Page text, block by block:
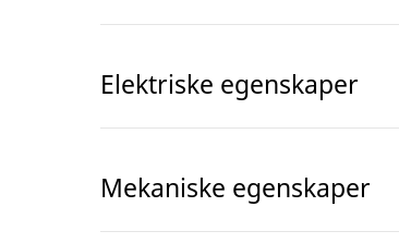
Elektriske egenskaper
Mekaniske egenskaper